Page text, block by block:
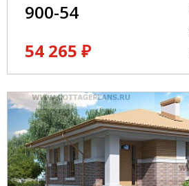
900-54
54 265 ₽